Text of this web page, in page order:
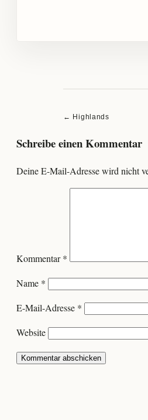
← Highlands
Schreibe einen Kommentar
Deine E-Mail-Adresse wird nicht
Kommentar*
Name *
E-Mail-Adresse *
Website